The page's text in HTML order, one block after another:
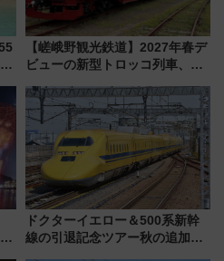
【嵯峨野観光鉄道】2027年春デ
ビューの新型トロッコ列車、い
は2026年で引退
ドクターイエロー＆500系新幹
線の引退記念ツアー秋の追加企